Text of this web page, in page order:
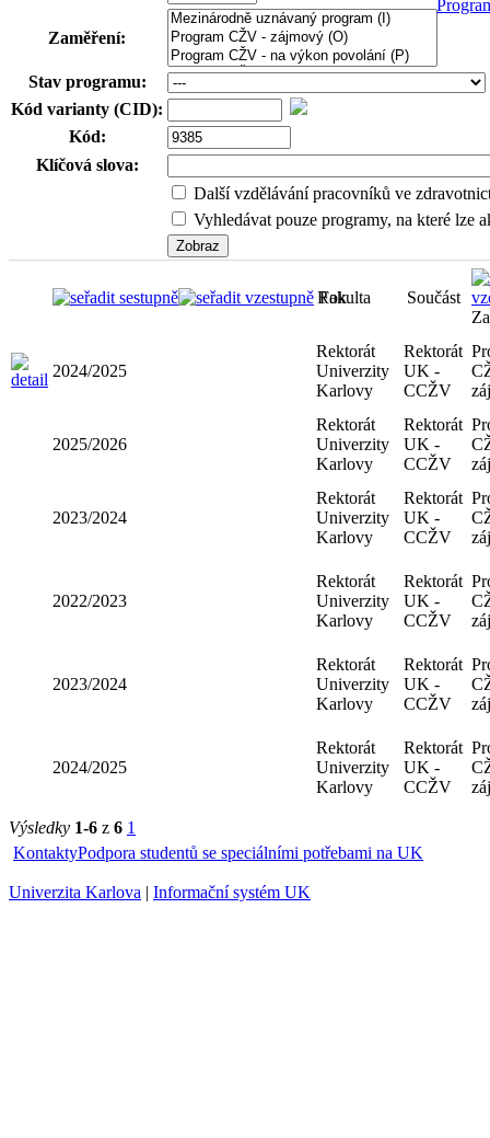
Zaměření:
Stav programu:
Kód varianty (CID):
Kód:
Klíčová slova:
Další vzdělávání pracovníků ve
Vyhledávat pouze programy, na které lze
Rok
2024/2025
Rektorát
Univerzity
Karlovy
Rektorát
UK -
CCŽV
2025/2026
Rektorát
Univerzity
Karlovy
Rektorát
UK -
CCŽV
Rektorát
Univerzity
Rektorát
UK -
Rektorát
Univerzity
Rektorát
UK -
Rektorát
Univerzity
Rektorát
UK -
Rektorát
Univerzity
Rektorát
UK -
Výsledky1-6z6 1